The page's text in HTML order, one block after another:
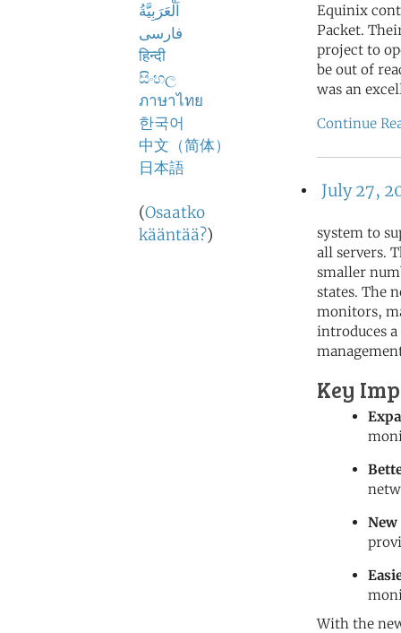
اَلْعَرَبِيَّةُ
فارسی
हिन्दी
සිංහල
ภาษาไทย
한국어
中文（简体）
日本語
(Osaatko
kääntää?)
Equinix
Packet.
project to
be out of
was an
Continue
July 27,
system to
all servers.
smaller
states. The
monitors,
introduces
Key
New
With the